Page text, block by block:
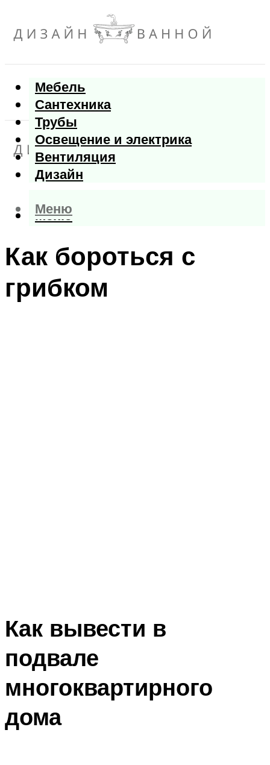
Мебель
Сантехника
Трубы
Освещение и электрика
Вентиляция
Дизайн
Меню
Меню
Как бороться с
грибком
Как вывести в
подвале
многоквартирного
дома